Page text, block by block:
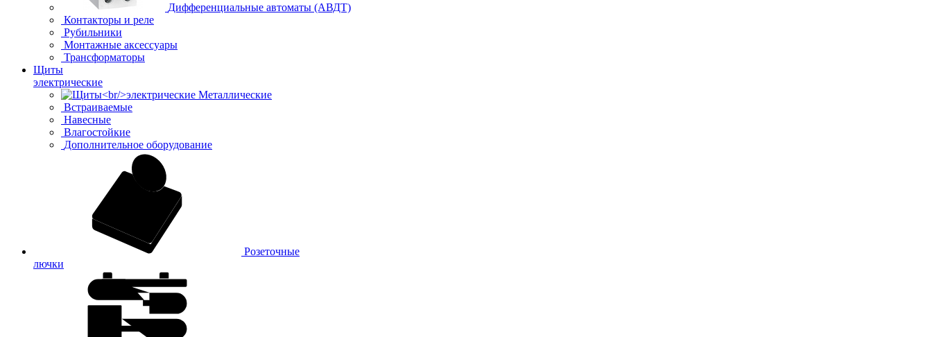
Дифференциальные автоматы (АВДТ)
Контакторы и реле
Рубильники
Монтажные аксессуары
Трансформаторы
Щиты
электрические
Металлические
Встраиваемые
Навесные
Влагостойкие
Дополнительное оборудование
Розеточные
лючки